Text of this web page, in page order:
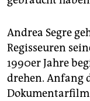
Andrea Segre
Regisseuren
1990er Jahre
drehen. Anfang
Dokumentarfilm